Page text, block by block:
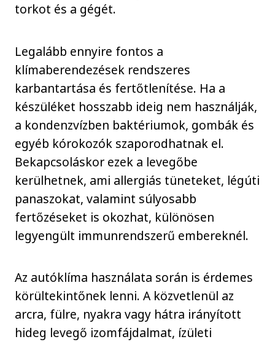
torkot és a gégét.
Legalább ennyire fontos a
klímaberendezések rendszeres
karbantartása és fertőtlenítése. Ha a
készüléket hosszabb ideig nem használják,
a kondenzvízben baktériumok, gombák és
egyéb kórokozók szaporodhatnak el.
Bekapcsoláskor ezek a levegőbe
kerülhetnek, ami allergiás tüneteket, légúti
panaszokat, valamint súlyosabb
fertőzéseket is okozhat, különösen
legyengült immunrendszerű embereknél.
Az autóklíma használata során is érdemes
körültekintőnek lenni. A közvetlenül az
arcra, fülre, nyakra vagy hátra irányított
hideg levegő izomfájdalmat, ízületi